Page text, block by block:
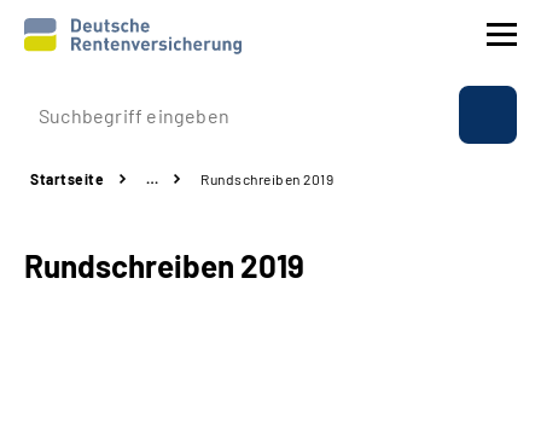
Prävention
Rente
Startseite … Rundschreiben 2019
Rundschreiben 2019